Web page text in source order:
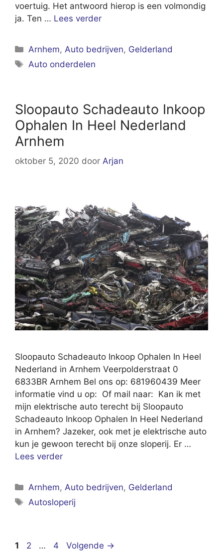
voertuig. Het antwoord hierop is een volmondig
ja. Ten … Lees verder
Categorieën
Arnhem, Auto bedrijven, Gelderland
Tags
Auto onderdelen
Sloopauto Schadeauto Inkoop
Ophalen In Heel Nederland
Arnhem
oktober 5, 2020 door Arjan
Sloopauto Schadeauto Inkoop Ophalen In Heel
Nederland in Arnhem Veerpolderstraat 0
6833BR Arnhem Bel ons op: 681960439 Meer
informatie vind u op: Of mail naar: Kan ik met
mijn elektrische auto terecht bij Sloopauto
Schadeauto Inkoop Ophalen In Heel Nederland
in Arnhem? Jazeker, ook met je elektrische auto
kun je gewoon terecht bij onze sloperij. Er …
Lees verder
Categorieën
Arnhem,Auto bedrijven, Gelderland
Tags
Autosloperij
Pagina
1 Pagina
2 … Pagina
4 Volgende →